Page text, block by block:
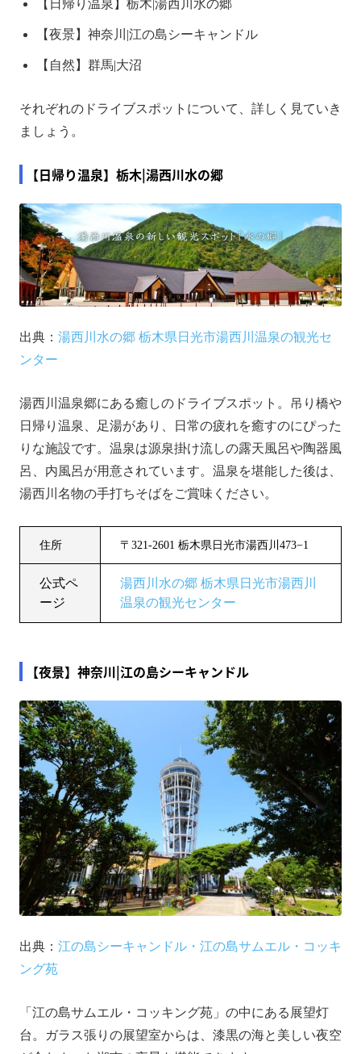
【日帰り温泉】栃木|湯西川水の郷
【夜景】神奈川|江の島シーキャンドル
【自然】群馬|大沼
それぞれのドライブスポットについて、詳しく見ていき
ましょう。
【日帰り温泉】栃木|湯西川水の郷
出典： 湯西川水の郷 栃木県日光市湯西川温泉の観光セ
ンター
湯西川温泉郷にある癒しのドライブスポット。吊り橋や
日帰り温泉、足湯があり、日常の疲れを癒すのにぴった
りな施設です。温泉は源泉掛け流しの露天風呂や陶器風
呂、内風呂が用意されています。温泉を堪能した後は、
湯西川名物の手打ちそばをご賞味ください。
住所 〒321-2601 栃木県日光市湯西川473−1
公式ペ
ージ
湯西川水の郷 栃木県日光市湯西川
温泉の観光センター
【夜景】神奈川|江の島シーキャンドル
出典： 江の島シーキャンドル・江の島サムエル・コッキ
ング苑
「江の島サムエル・コッキング苑」の中にある展望灯
台。ガラス張りの展望室からは、漆黒の海と美しい夜空